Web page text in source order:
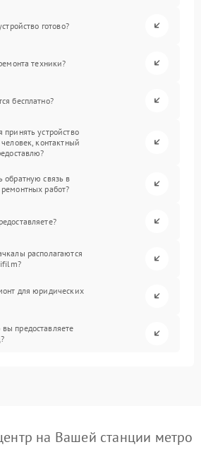
готово?
техники?
бесплатно?
устройство
контактный
обратную связь в
работ?
располагаются
для юридических
предоставляете
на Вашей станции метро